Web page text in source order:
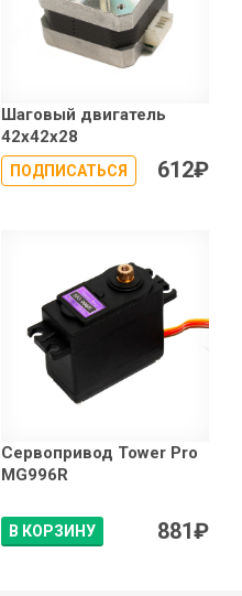
Шаговый двигатель
42x42x28
ПОДПИСАТЬСЯ 612₽
Сервопривод Tower Pro
MG996R
В КОРЗИНУ 881₽